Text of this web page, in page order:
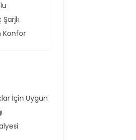
Konfor
İçin Uygun